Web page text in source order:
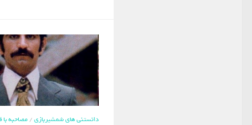
دانستنی های شمشیربازی/مصاحبه